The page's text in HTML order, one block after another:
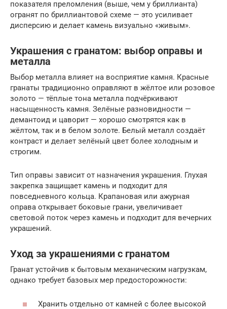
показателя преломления (выше, чем у бриллианта)
огранят по бриллиантовой схеме — это усиливает
дисперсию и делает камень визуально «живым».
Украшения с гранатом: выбор оправы и
металла
Выбор металла влияет на восприятие камня. Красные
гранаты традиционно оправляют в жёлтое или розовое
золото — тёплые тона металла подчёркивают
насыщенность камня. Зелёные разновидности —
демантоид и цаворит — хорошо смотрятся как в
жёлтом, так и в белом золоте. Белый металл создаёт
контраст и делает зелёный цвет более холодным и
строгим.
Тип оправы зависит от назначения украшения. Глухая
закрепка защищает камень и подходит для
повседневного кольца. Крапановая или ажурная
оправа открывает боковые грани, увеличивает
световой поток через камень и подходит для вечерних
украшений.
Уход за украшениями с гранатом
Гранат устойчив к бытовым механическим нагрузкам,
однако требует базовых мер предосторожности:
Хранить отдельно от камней с более высокой